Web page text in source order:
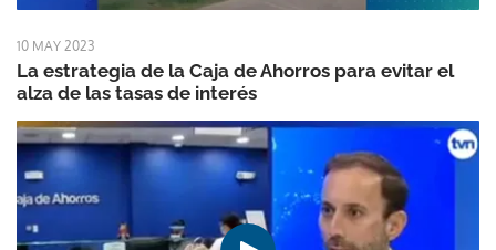
10 MAY 2023
La estrategia de la Caja de Ahorros para evitar el
alza de las tasas de interés